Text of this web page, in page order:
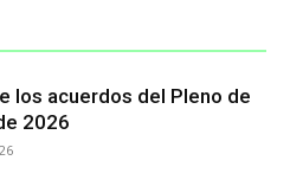
los acuerdos del Pleno de
2026